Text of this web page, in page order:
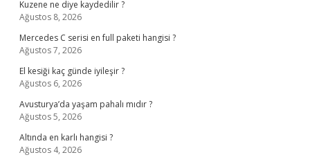
Kuzene ne diye kaydedilir ?
Ağustos 8, 2026
Mercedes C serisi en full paketi hangisi ?
Ağustos 7, 2026
El kesiği kaç günde iyileşir ?
Ağustos 6, 2026
Avusturya’da yaşam pahalı mıdır ?
Ağustos 5, 2026
Altında en karlı hangisi ?
Ağustos 4, 2026